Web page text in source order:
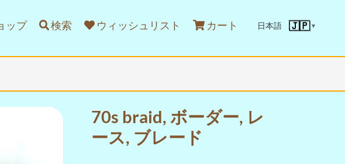
ップ 検索 ウィッシュリスト カート 日本語 🇯🇵▼
70s braid, ボーダー, レ
ース, ブレード